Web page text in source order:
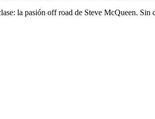
la pasión off road de Steve McQueen.